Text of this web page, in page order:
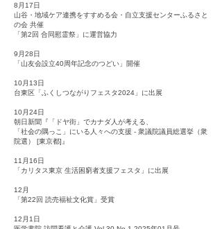
8月17日
山谷・地域ケア連携をすすめる会・自立支援センターふるさと
の会 共催
「第2回 合同慰霊祭」に運営協力
9月28日
「山友会設立40周年記念のつどい」開催
10月13日
台東区「ふくしつながりフェスタ2024」に出展
10月24日
朝日新聞『「ドヤ街」でカナダ人が考える、
「社会の隅っこ」にいる人々への支援 - 衆議院議員総選挙（衆
院選） [東京都]』
11月16日
「カリタス東京 生活困窮者支援フェスタ」に出展
12月
「第22回 読売福祉文化賞」受賞
​12月1日